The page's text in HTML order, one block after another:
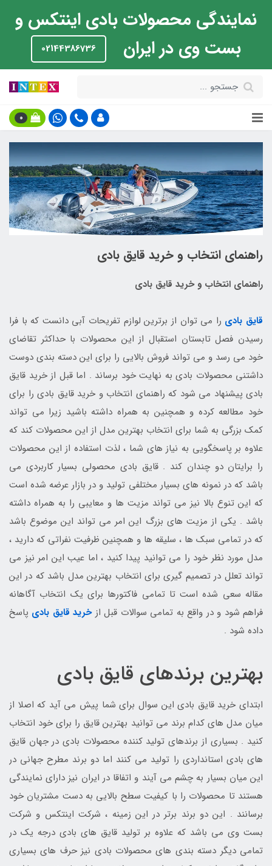
نمایندگی محصولات بادی اینتکس و
بست وی در ایران
02144386736
0
راهنمای انتخاب و خرید قایق بادی
راهنمای انتخاب و خرید قایق بادی
قایق بادی را می توان از برترین لوازم تفریحات آبی دانست که با فرا
رسیدن فصل تابستان استقبال از این محصولات با حداکثر تقاضای
خود می رسد و می تواند فروش بالایی را برای این دسته بندی دوست
داشتنی محصولات بادی به نهایت خود برساند . اما قبل از خرید قایق
بادی پیشنهاد می شود که راهنمای انتخاب و خرید قایق بادی را برای
خود مطالعه کرده و همچنین به همراه داشته باشید زیرا می تواند
کمک بزرگی به شما برای انتخاب بهترین مدل از این محصولات کند که
علاوه بر پاسخگویی به نیاز های شما ، لذت استفاده از این محصولات
را برایتان دو چندان کند . قایق بادی محصولی بسیار کاربردی می
باشد که در نمونه های بسیار مختلفی تولید و در بازار عرضه شده است
که این تنوع بالا نیز می تواند مزیت ها و معایبی را به همراه داشته
باشد . یکی از مزیت های بزرگ این امر می تواند این موضوع باشد
که در تمامی سبک ها ، سلیقه ها و همچنین ظرفیت نفراتی که دارید ،
مدل مورد نظر خود را می توانید پیدا کنید ، اما عیب این امر نیز می
تواند تعلل در تصمیم گیری برای انتخاب بهترین مدل باشد که در این
مقاله سعی شده است تا تمامی فاکتورها برای یک انتخاب آگاهانه
فراهم شود و در واقع به تمامی سوالات قبل ازخرید قایق بادی پاسخ
داده شود .
بهترین برندهای قایق بادی
ابتدای خرید قایق بادی این سوال برای شما پیش می آید که اصلا از
میان مدل های کدام برند می توانید بهترین قایق را برای خود انتخاب
کنید . بسیاری از برندهای تولید کننده محصولات بادی در جهان قایق
های بادی استانداردی را تولید می کنند اما دو برند مطرح جهانی در
این میان بسیار به چشم می آیند و اتفاقا در ایران نیز دارای نمایندگی
هستند تا محصولات را با کیفیت سطح بالایی به دست مشتریان خود
برسانند . این دو برند برتر در این زمینه ، شرکت اینتکس و شرکت
بست وی می باشد که علاوه بر تولید قایق های بادی درجه یک در
تمامی دیگر دسته بندی های محصولات بادی نیز حرف های بسیاری